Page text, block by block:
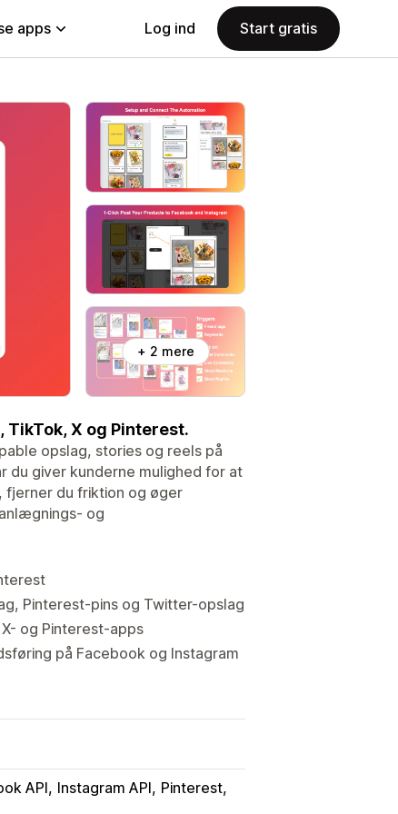
apps Log ind Start gratis
+ 2 mere
X og Pinterest.
opslag, stories og reels på
du giver kunderne mulighed for at
fjerner du friktion og øger
og
Pinterest-pins og Twitter-opslag
og Pinterest-apps
på Facebook og Instagram
API Instagram API Pinterest